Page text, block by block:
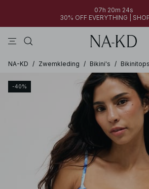
07h 20m 24s
30% OFF EVERYTHING |
NA-KD / Zwemkleding / Bikini's / Bikinitops
-40%